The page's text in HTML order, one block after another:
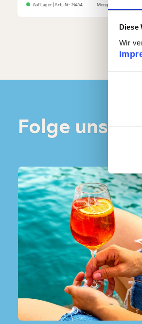
Diese
Wir
Auf Lager| Art.-Nr:71434 Menge
Folge uns